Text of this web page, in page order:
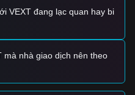
tại và động lượng thị trường,
sau được đưa ra:
và cho thấy nhịp bật
có thể đây là điểm vào
với xác nhận
VEXT đang lạc quan hay bi
mà nhà giao dịch nên theo